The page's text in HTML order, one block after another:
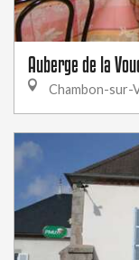
Auberge de la
Chambon-sur-